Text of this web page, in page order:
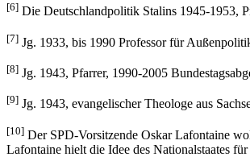
[6] Die Deutschlandpolitik Stalins 1945-1953,
[7] Jg. 1933, bis 1990 Professor für
[8] Jg. 1943, Pfarrer, 1990-2005
[9] Jg. 1943, evangelischer Theologe aus
[10] Der SPD-Vorsitzende Oskar Lafontaine
Lafontaine hielt die Idee des Nationalstaates